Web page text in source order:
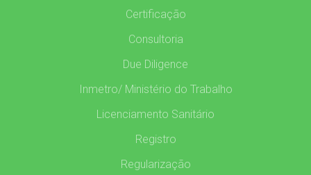
Certificação
Consultoria
Due Diligence
Inmetro/ Ministério do Trabalho
Licenciamento Sanitário
Registro
Regularização